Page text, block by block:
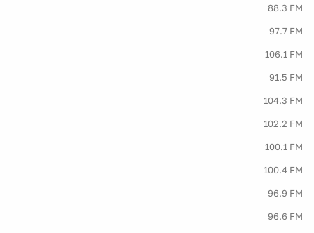
88.3 FM
97.7 FM
106.1 FM
91.5 FM
104.3 FM
102.2 FM
100.1 FM
100.4 FM
96.9 FM
96.6 FM